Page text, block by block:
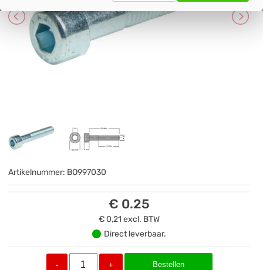
Artikelnummer: BO997030
€ 0.25
€ 0,21 excl. BTW
Direct leverbaar.
- + Bestellen